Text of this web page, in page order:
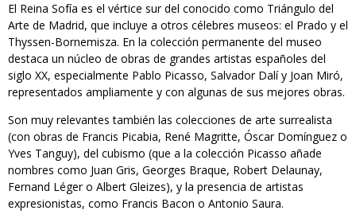
El Reina Sofía es el vértice sur del conocido como Triángulo del
Arte de Madrid, que incluye a otros célebres museos: el Prado y el
Thyssen-Bornemisza. En la colección permanente del museo
destaca un núcleo de obras de grandes artistas españoles del
siglo XX, especialmente Pablo Picasso, Salvador Dalí y Joan Miró,
representados ampliamente y con algunas de sus mejores obras.
Son muy relevantes también las colecciones de arte surrealista
(con obras de Francis Picabia, René Magritte, Óscar Domínguez o
Yves Tanguy), del cubismo (que a la colección Picasso añade
nombres como Juan Gris, Georges Braque, Robert Delaunay,
Fernand Léger o Albert Gleizes), y la presencia de artistas
expresionistas, como Francis Bacon o Antonio Saura.